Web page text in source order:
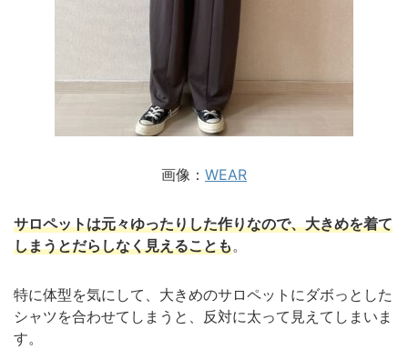
画像： WEAR
サロペットは元々ゆったりした作りなので、大きめを着て
しまうとだらしなく見えることも。
特に体型を気にして、大きめのサロペットにダボっとした
シャツを合わせてしまうと、反対に太って見えてしまいま
す。